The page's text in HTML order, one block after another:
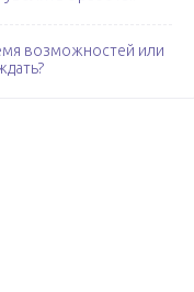
возможностей или